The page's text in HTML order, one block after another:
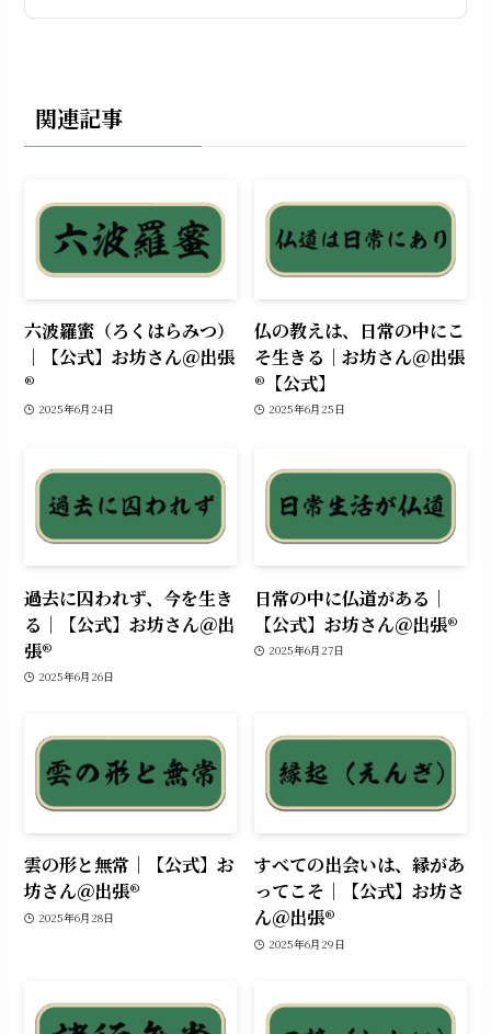
関連記事
六波羅蜜（ろくはらみつ）
｜【公式】お坊さん＠出張
®︎
2025年6月24日
仏の教えは、日常の中にこ
そ生きる｜お坊さん＠出張
®︎【公式】
2025年6月25日
過去に囚われず、今を生き
る｜【公式】お坊さん＠出
張®︎
2025年6月26日
日常の中に仏道がある｜
【公式】お坊さん＠出張®︎
2025年6月27日
雲の形と無常｜【公式】お
坊さん＠出張®︎
2025年6月28日
すべての出会いは、縁があ
ってこそ｜【公式】お坊さ
ん＠出張®︎
2025年6月29日